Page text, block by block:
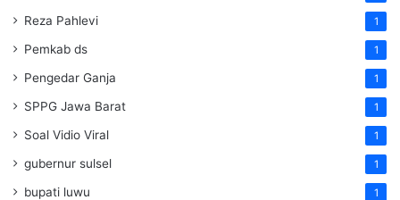
Reza Pahlevi 1
Pemkab ds 1
Pengedar Ganja 1
SPPG Jawa Barat 1
Soal Vidio Viral 1
gubernur sulsel 1
bupati luwu 1